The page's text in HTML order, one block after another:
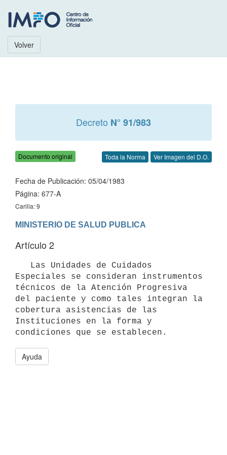
Volver
Decreto N° 91/983
Documento original Toda la Norma Ver Imagen del D.O.
Fecha de Publicación: 05/04/1983
Página: 677-A
Carilla: 9
MINISTERIO DE SALUD PUBLICA
Artículo 2
Especiales se consideran instrumentos
técnicos de la Atención Progresiva
del paciente y como tales integran la
cobertura asistencias de las
Instituciones en la forma y
Ayuda